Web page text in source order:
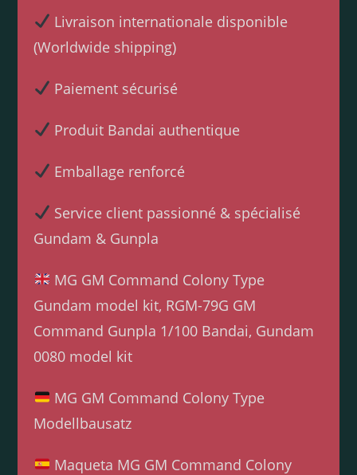
Livraison internationale disponible
(Worldwide shipping)
Paiement sécurisé
Produit Bandai authentique
Emballage renforcé
Service client passionné & spécialisé
Gundam & Gunpla
MG GM Command Colony Type
Gundam model kit, RGM-79G GM
Command Gunpla 1/100 Bandai, Gundam
0080 model kit
MG GM Command Colony Type
Modellbausatz
Maqueta MG GM Command Colony